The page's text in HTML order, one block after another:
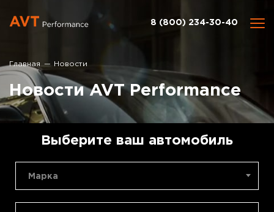
8 (800) 234-30-40
Главная Новости
Новости AVT Performance
Выберите ваш автомобиль
Марка